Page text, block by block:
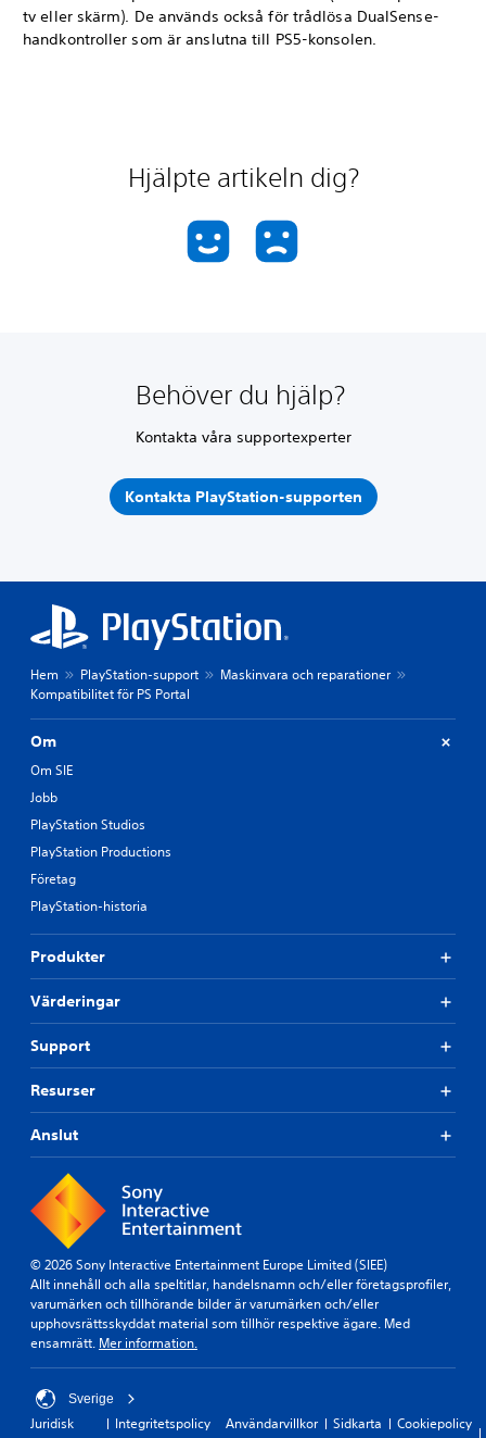
tv eller skärm). De används också för trådlösa DualSense-
handkontroller som är anslutna till PS5-konsolen.
Hjälpte artikeln dig?
Behöver du hjälp?
Kontakta våra supportexperter
Kontakta PlayStation-supporten
Hem PlayStation-support
Maskinvara och reparationer
Kompatibilitet för PS Portal
Om
Om SIE
Jobb
PlayStation Studios
PlayStation Productions
Företag
PlayStation-historia
Produkter
Värderingar
Support
Resurser
Anslut
© 2026 Sony Interactive Entertainment Europe Limited (SIEE)
Allt innehåll och alla speltitlar, handelsnamn och/eller företagsprofiler,
varumärken och tillhörande bilder är varumärken och/eller
upphovsrättsskyddat material som tillhör respektive ägare. Med
ensamrätt. Mer information.
Sverige
Juridisk
Integritetspolicy
Användarvillkor
Sidkarta Cookiepolicy